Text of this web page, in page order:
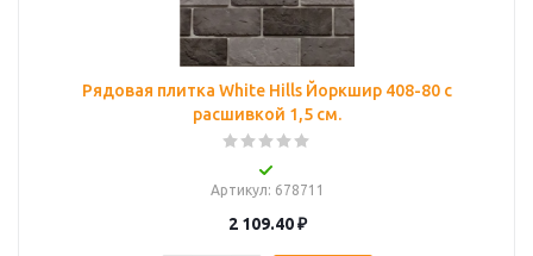
Рядовая плитка White Hills Йоркшир 408-80 с
расшивкой 1,5 см.
Артикул: 678711
2 109.40₽